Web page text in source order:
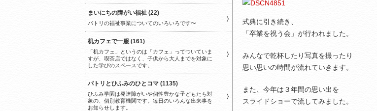
式典に引き続き、
「卒業を祝う会」が行われました。
みんなで乾杯したり写真を撮ったり
思い思いの時間が流れていきます。
また、今年は３年間の思い出を
スライドショーで流してみました。
まいにちの障がい福祉 (22)
パトリの福祉事業についてのいろいろです〜
机カフェで一服 (161)
「机カフェ」というのは「カフェ」ってついていま
すが、喫茶店ではなく、子供から大人までを対象に
した学びのスペースです。
パトリとひふみのひとコマ (1135)
ひふみ学園は発達障がいや個性豊かな子どもたち対
象の、個別教育機関です。毎日のいろんな出来事を
お知らせします。